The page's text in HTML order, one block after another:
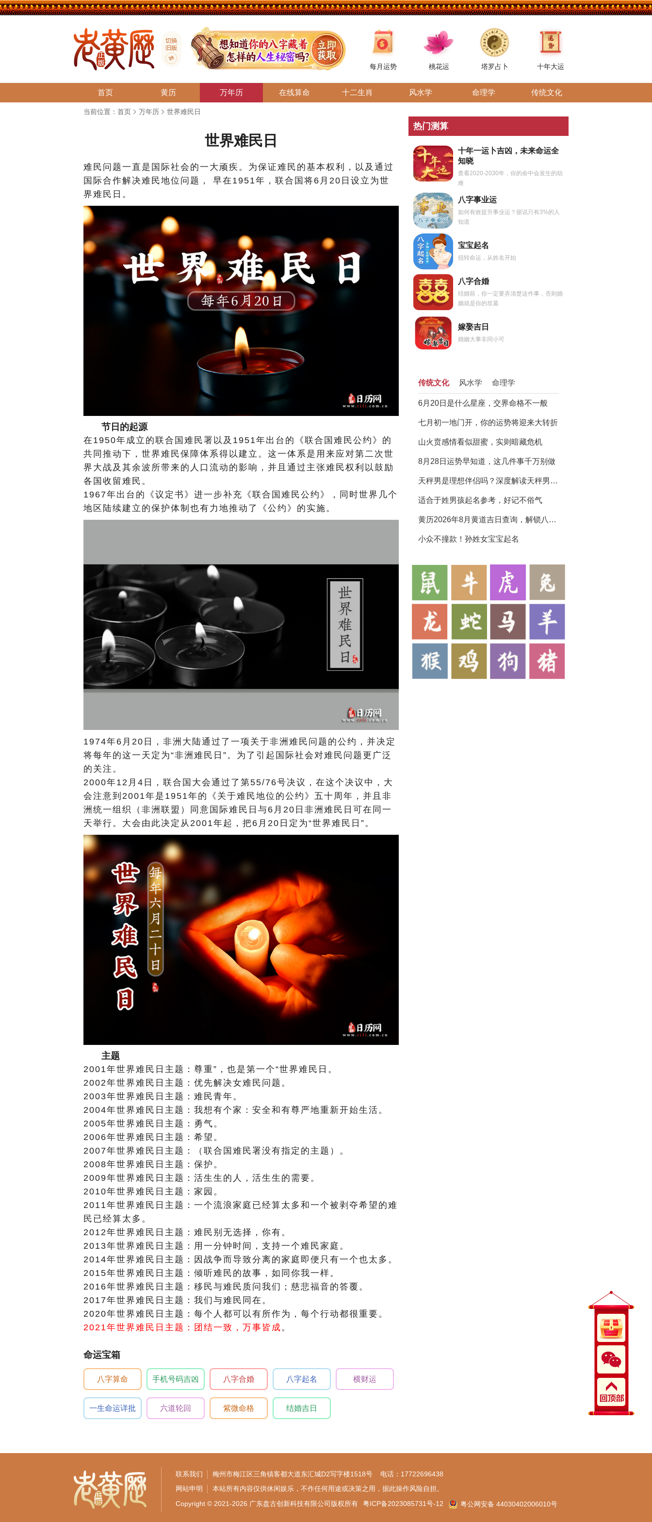
每月运势 桃花运 塔罗占卜 十年大运
首页 黄历 万年历 在线算命 十二生肖 风水学 命理学 传统文化
当前位置： 首页 万年历 世界难民日
世界难民日
难民问题一直是国际社会的一大顽疾。为保证难民的基本权利，以及通过
国际合作解决难民地位问题， 早在1951年，联合国将6月20日设立为世
界难民日。
节日的起源
在1950年成立的联合国难民署以及1951年出台的《联合国难民公约》的
共同推动下，世界难民保障体系得以建立。这一体系是用来应对第二次世
界大战及其余波所带来的人口流动的影响，并且通过主张难民权利以鼓励
各国收留难民。
1967年出台的《议定书》进一步补充《联合国难民公约》，同时世界几个
地区陆续建立的保护体制也有力地推动了《公约》的实施。
1974年6月20日，非洲大陆通过了一项关于非洲难民问题的公约，并决定
将每年的这一天定为“非洲难民日”。为了引起国际社会对难民问题更广泛
的关注。
2000年12月4日，联合国大会通过了第55/76号决议，在这个决议中，大
会注意到2001年是1951年的《关于难民地位的公约》五十周年，并且非
洲统一组织（非洲联盟）同意国际难民日与6月20日非洲难民日可在同一
天举行。大会由此决定从2001年起，把6月20日定为“世界难民日”。
主题
2001年世界难民日主题：尊重”，也是第一个“世界难民日。
2002年世界难民日主题：优先解决女难民问题。
2003年世界难民日主题：难民青年。
2004年世界难民日主题：我想有个家：安全和有尊严地重新开始生活。
2005年世界难民日主题：勇气。
2006年世界难民日主题：希望。
2007年世界难民日主题：（联合国难民署没有指定的主题）。
2008年世界难民日主题：保护。
2009年世界难民日主题：活生生的人，活生生的需要。
2010年世界难民日主题：家园。
2011年世界难民日主题：一个流浪家庭已经算太多和一个被剥夺希望的难
民已经算太多。
2012年世界难民日主题：难民别无选择，你有。
2013年世界难民日主题：用一分钟时间，支持一个难民家庭。
2014年世界难民日主题：因战争而导致分离的家庭即便只有一个也太多。
2015年世界难民日主题：倾听难民的故事，如同你我一样。
2016年世界难民日主题：移民与难民质问我们；慈悲福音的答覆。
2017年世界难民日主题：我们与难民同在。
2020年世界难民日主题：每个人都可以有所作为，每个行动都很重要。
2021年世界难民日主题：团结一致，万事皆成。
命运宝箱
八字算命 手机号码吉凶 八字合婚 八字起名 横财运
一生命运详批 六道轮回 紫微命格 结婚吉日
热门测算
十年一运卜吉凶，未来命运全
知晓
查看2020-2030年，你的命中会发生的劫
难
八字事业运
如何有效提升事业运？据说只有3%的人
知道
宝宝起名
扭转命运，从姓名开始
八字合婚
结婚前，你一定要弄清楚这件事，否则婚
姻就是你的坟墓
嫁娶吉日
婚姻大事非同小可
传统文化 风水学 命理学
6月20日是什么星座，交界命格不一般
七月初一地门开，你的运势将迎来大转折
山火贲感情看似甜蜜，实则暗藏危机
8月28日运势早知道，这几件事千万别做
天秤男是理想伴侣吗？深度解读天秤男生性格特点
适合于姓男孩起名参考，好记不俗气
黄历2026年8月黄道吉日查询，解锁八月吉运
小众不撞款！孙姓女宝宝起名
联系我们
梅州市梅江区三角镇客都大道东汇城D2写字楼1518号 电话：17722696438
网站申明
本站所有内容仅供休闲娱乐，不作任何用途或决策之用，据此操作风险自担。
Copyright © 2021-2026 广东盘古创新科技有限公司版权所有
粤ICP备2023085731号-12 粤公网安备 44030402006010号